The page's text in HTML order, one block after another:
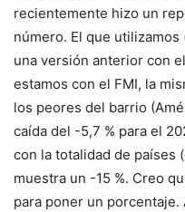
recientemente hizo un
número. El que
una versión anterior con
estamos con el FMI, la
los peores del barrio
caída del -5,7 % para el
con la totalidad de países
muestra un -15 %. Creo
para poner un